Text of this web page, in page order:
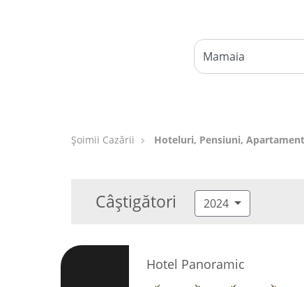
Șoimii Cazării Hoteluri, Pensiuni,
Câștigători 2024
Hotel Panoramic